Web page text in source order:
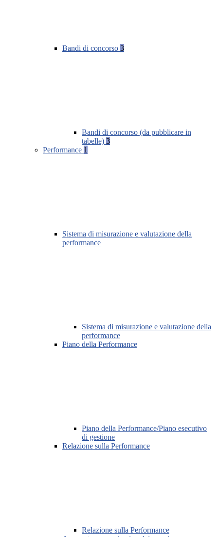
Bandi di concorso 3
Bandi di concorso (da pubblicare in
tabelle) 3
Performance 1
Sistema di misurazione e valutazione della
performance
Sistema di misurazione e valutazione della
performance
Piano della Performance
Piano della Performance/Piano esecutivo
di gestione
Relazione sulla Performance
Relazione sulla Performance